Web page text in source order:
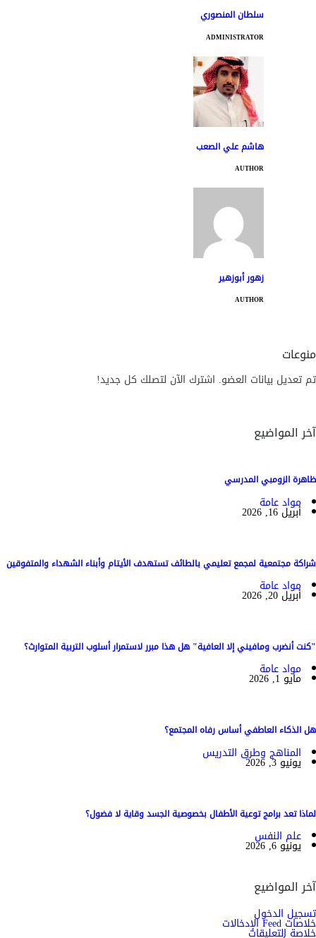
سلطان المنصوري
ADMINISTRATOR
هاشم علي الصعب
AUTHOR
زهور أبوزهير
AUTHOR
منوعات
تم تعديل بيانات العضو. اشترك الآن لتصلك كل جديد!
آخر المواضيع
ظاهرة الزومبي المدرسي
مواد عامة
أبريل 16, 2026
شراكة مجتمعية لمجمع تعليمي بالطائف تستهدف الأيتام وأبناء الشهداء والمتفوقين
مواد عامة
أبريل 20, 2026
"كنت أنضرب ومافيني إلا العافية" هل هذا مبرر لاستمرار أسلوب التربية المتوارث؟
مواد عامة
مايو 1, 2026
هل الذكاء العاطفي أساس رفاه المجتمع؟
المناهج وطرق التدريس
يونيو 3, 2026
لماذا تعد برامج توعية الأطفال بخصوصية الجسد وقاية لا فضول؟
علم النفس
يونيو 6, 2026
آخر المواضيع
تسجيل الدخول
خلاصات Feed الإدخالات
خلاصة التعليقات